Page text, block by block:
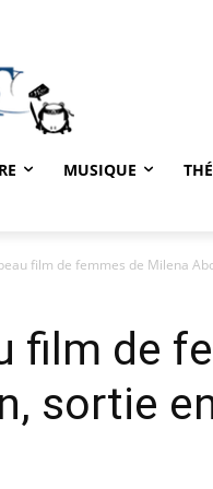
MUSIQUE
film de femmes de Milena
film de
sortie